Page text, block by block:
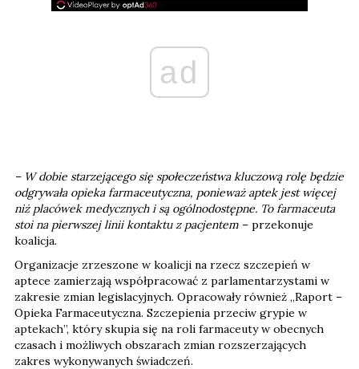
ad
– W dobie starzejącego się społeczeństwa kluczową rolę będzie
odgrywała opieka farmaceutyczna, ponieważ aptek jest więcej
niż placówek medycznych i są ogólnodostępne. To farmaceuta
stoi na pierwszej linii kontaktu z pacjentem – przekonuje
koalicja.
Organizacje zrzeszone w koalicji na rzecz szczepień w
aptece zamierzają współpracować z parlamentarzystami w
zakresie zmian legislacyjnych. Opracowały również „Raport –
Opieka Farmaceutyczna. Szczepienia przeciw grypie w
aptekach”, który skupia się na roli farmaceuty w obecnych
czasach i możliwych obszarach zmian rozszerzających
zakres wykonywanych świadczeń.